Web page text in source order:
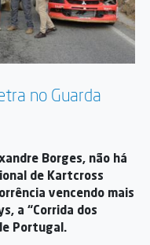
no Guarda
Borges, não há
de Kartcross
vencendo mais
a “Corrida dos
Portugal.